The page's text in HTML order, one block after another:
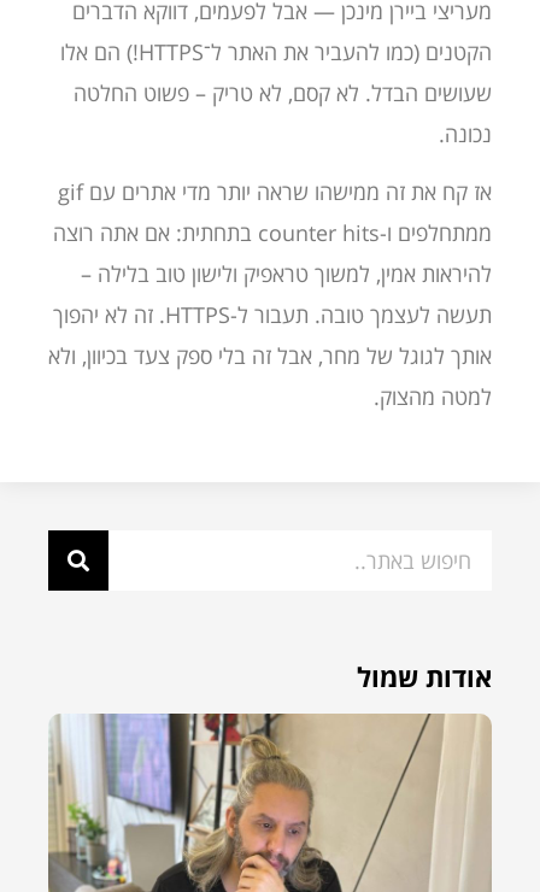
מעריצי ביירן מינכן — אבל לפעמים, דווקא הדברים
הקטנים (כמו להעביר את האתר ל־HTTPS!) הם אלו
שעושים הבדל. לא קסם, לא טריק – פשוט החלטה
נכונה.
אז קח את זה ממישהו שראה יותר מדי אתרים עם gif
ממתחלפים ו-counter hits בתחתית: אם אתה רוצה
להיראות אמין, למשוך טראפיק ולישון טוב בלילה –
תעשה לעצמך טובה. תעבור ל-HTTPS. זה לא יהפוך
אותך לגוגל של מחר, אבל זה בלי ספק צעד בכיוון, ולא
למטה מהצוק.
אודות שמול